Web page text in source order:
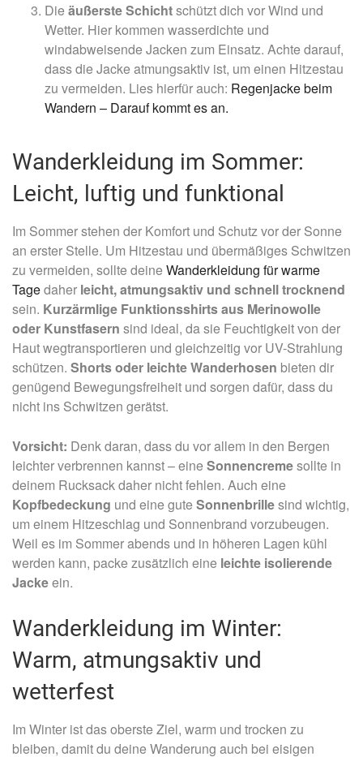
Die äußerste Schichtschützt dich vor Wind und
Wetter. Hier kommen wasserdichte und
windabweisende Jacken zum Einsatz. Achte darauf,
dass die Jacke atmungsaktiv ist, um einen Hitzestau
zu vermeiden. Lies hierfür auch: Regenjacke beim
Wandern – Darauf kommt es an.
Wanderkleidung im Sommer:
Leicht, luftig und funktional
Im Sommer stehen der Komfort und Schutz vor der Sonne
an erster Stelle. Um Hitzestau und übermäßiges Schwitzen
zu vermeiden, sollte deine Wanderkleidung für warme
Tagedaher leicht, atmungsaktiv und schnell trocknend
sein. Kurzärmlige Funktionsshirts aus Merinowolle
oder Kunstfasern sind ideal, da sie Feuchtigkeit von der
Haut wegtransportieren und gleichzeitig vor UV-Strahlung
schützen. Shorts oder leichte Wanderhosen bieten dir
genügend Bewegungsfreiheit und sorgen dafür, dass du
nicht ins Schwitzen gerätst.
Vorsicht: Denk daran, dass du vor allem in den Bergen
leichter verbrennen kannst – eine Sonnencremesollte in
deinem Rucksack daher nicht fehlen. Auch eine
Kopfbedeckung und eine gute Sonnenbrillesind wichtig,
um einem Hitzeschlag und Sonnenbrand vorzubeugen.
Weil es im Sommer abends und in höheren Lagen kühl
werden kann, packe zusätzlich eine leichte isolierende
Jackeein.
Wanderkleidung im Winter:
Warm, atmungsaktiv und
wetterfest
Im Winter ist das oberste Ziel, warm und trocken zu
bleiben, damit du deine Wanderung auch bei eisigen